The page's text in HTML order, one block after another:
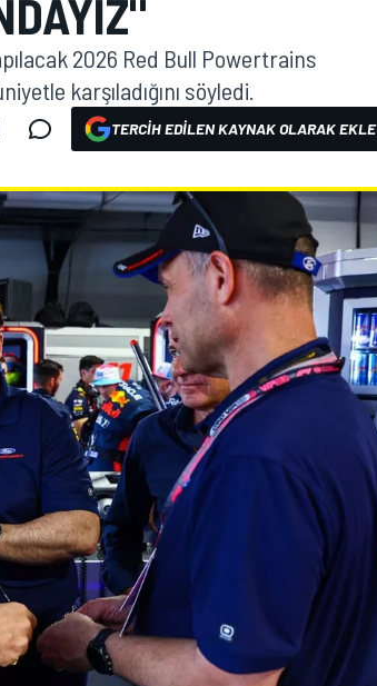
2026 Red Bull Powertrains
karşıladığını söyledi.
TERCIH EDILEN KAYNAK OLARAK EKLE